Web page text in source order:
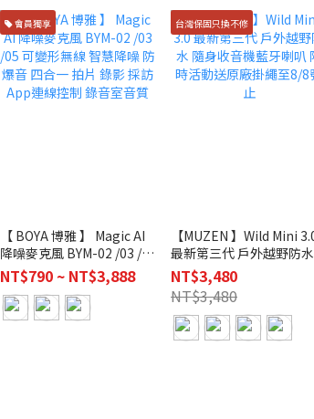
會員獨享
【 BOYA 博雅 】 Magic AI
降噪麥克風 BYM-02 /03 /05
可變形無線 智慧降噪 防爆
音 四合一 拍片 錄影 採訪
App連線控制 錄音室音質
NT$790 ~ NT$3,888
台灣保固只換不修
【MUZEN 】Wild Mini
最新第三代 戶外越野防水
隨身收音機藍牙喇叭 限時
動送原廠掛繩至8/8號止
NT$3,480
NT$3,480